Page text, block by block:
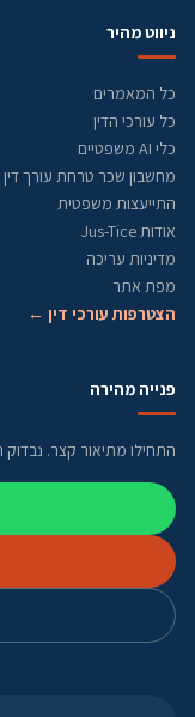
ניווט מהיר
כל המאמרים
כל עורכי הדין
כלי AI משפטיים
מחשבון שכר טרחת עורך דין
התייעצות משפטית
אודות Jus-Tice
מדיניות עריכה
מפת אתר
הצטרפות עורכי דין ←
פנייה מהירה
התחילו מתיאור קצר.